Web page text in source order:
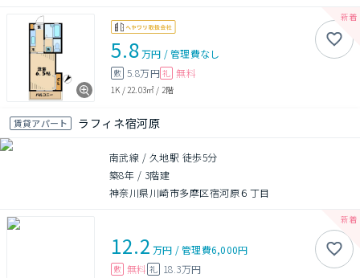
5.8万円 /管理費なし
敷 5.8万円 礼 無料
1K /22.03㎡ / 2階
賃貸アパート ラフィネ宿河原
南武線 / 久地駅 徒歩5分
築8年 / 3階建
神奈川県川崎市多摩区宿河原６丁目
12.2 万円 /管理費6,000円
敷 無料 礼 18.3万円